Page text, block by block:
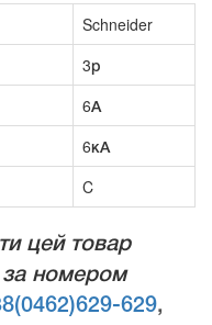
Schneider
3р
6А
6кА
C
цей товар
номером
629,